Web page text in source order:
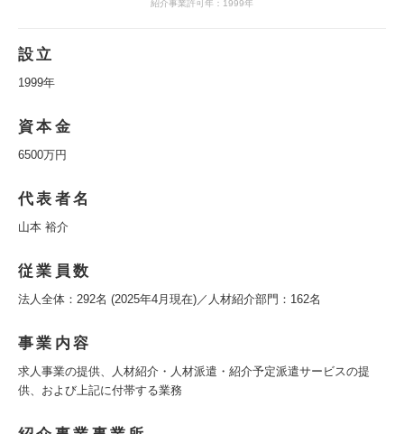
紹介事業許可年：1999年
設立
1999年
資本金
6500万円
代表者名
山本 裕介
従業員数
法人全体：292名 (2025年4月現在)／人材紹介部門：162名
事業内容
求人事業の提供、人材紹介・人材派遣・紹介予定派遣サービスの提
供、および上記に付帯する業務